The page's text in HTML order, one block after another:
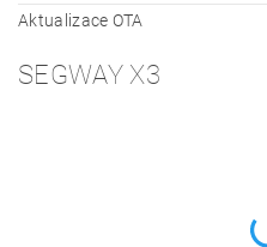
Aktualizace OTA
SEGWAY X3